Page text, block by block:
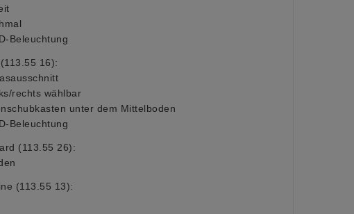
Beleuchtung
113.55 16):
rechts wählbar
unter dem Mittelboden
Beleuchtung
(113.55 26):
(113.55 13):